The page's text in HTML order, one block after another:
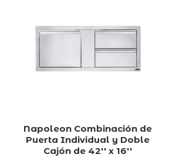
Napoleon Combinación de
Puerta Individual y Doble
Cajón de 42'' x 16''